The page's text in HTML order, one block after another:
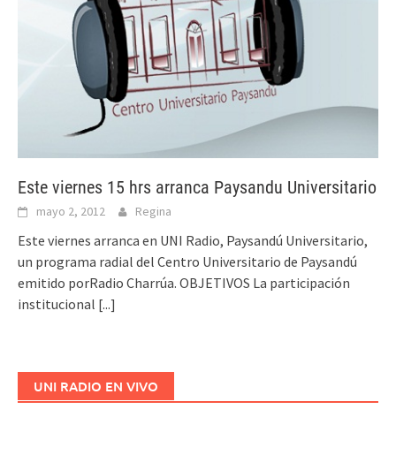
Este viernes 15 hrs arranca Paysandu Universitario
mayo 2, 2012 Regina
Este viernes arranca en UNI Radio, Paysandú Universitario,
un programa radial del Centro Universitario de Paysandú
emitido porRadio Charrúa. OBJETIVOS La participación
institucional [...]
UNI RADIO EN VIVO